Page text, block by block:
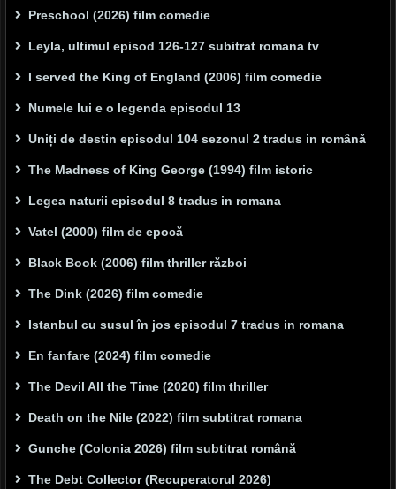
Preschool (2026) film comedie
Leyla, ultimul episod 126-127 subitrat romana tv
I served the King of England (2006) film comedie
Numele lui e o legenda episodul 13
Uniți de destin episodul 104 sezonul 2 tradus in română
The Madness of King George (1994) film istoric
Legea naturii episodul 8 tradus in romana
Vatel (2000) film de epocă
Black Book (2006) film thriller război
The Dink (2026) film comedie
Istanbul cu susul în jos episodul 7 tradus in romana
En fanfare (2024) film comedie
The Devil All the Time (2020) film thriller
Death on the Nile (2022) film subtitrat romana
Gunche (Colonia 2026) film subtitrat română
The Debt Collector (Recuperatorul 2026)